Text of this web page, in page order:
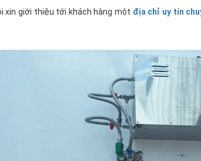
xin giới thiệu tới khách hàng một địa chỉ uy tín